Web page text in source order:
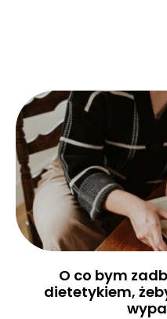
O co bym
dietetykiem,